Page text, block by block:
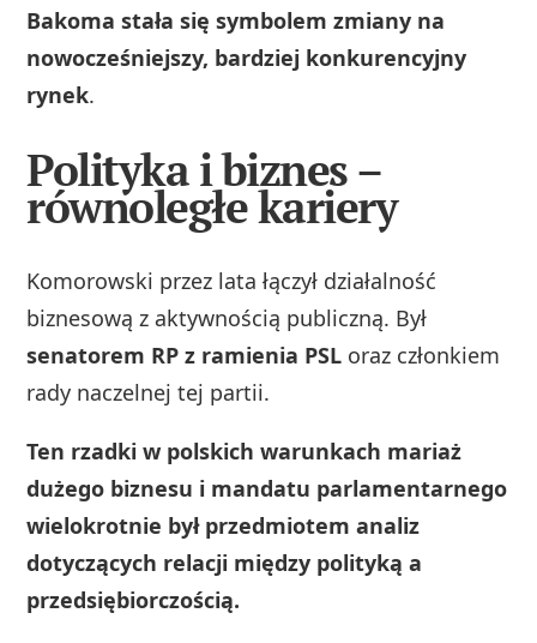
Bakoma stała się symbolem zmiany na
nowocześniejszy, bardziej konkurencyjny
rynek.
Polityka i biznes –
równoległe kariery
Komorowski przez lata łączył działalność
biznesową z aktywnością publiczną. Był
senatorem RP z ramienia PSL oraz członkiem
rady naczelnej tej partii.
Ten rzadki w polskich warunkach mariaż
dużego biznesu i mandatu parlamentarnego
wielokrotnie był przedmiotem analiz
dotyczących relacji między polityką a
przedsiębiorczością.